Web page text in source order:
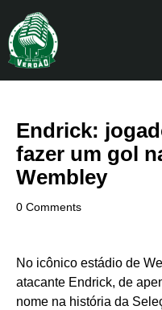
Endrick:
fazer um gol
Wembley
0 Comments
No icônico estádio de
atacante Endrick, de
nome na história da